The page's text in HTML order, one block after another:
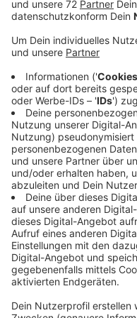
Veröffentlicht:
Schreiben Sie die
Facebook oder per E-
kiepenkerl.de, unter
wir tolle Ventilatoren,
Lüdinghausenund
Anzeige
Kirsten Mews aus